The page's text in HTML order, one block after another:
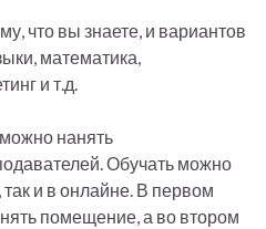
что вы знаете, и вариантов
математика,
и т.д.
нанять
Обучать можно
и в онлайне. В первом
помещение, а во втором